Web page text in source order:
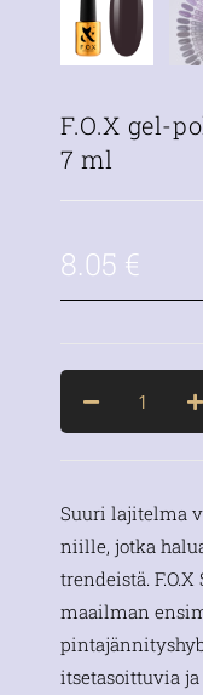
F.O.X gel-
7 ml
8.05 €
Suuri lajitelma
niille, jotka
trendeistä.
maailman
itsetasoittuvia